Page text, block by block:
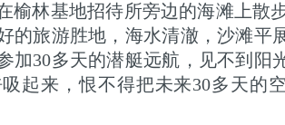
榆林基地招待所旁边的海滩上散
的旅游胜地，海水清澈，沙滩平
加30多天的潜艇远航，见不到阳
起来，恨不得把未来30多天的